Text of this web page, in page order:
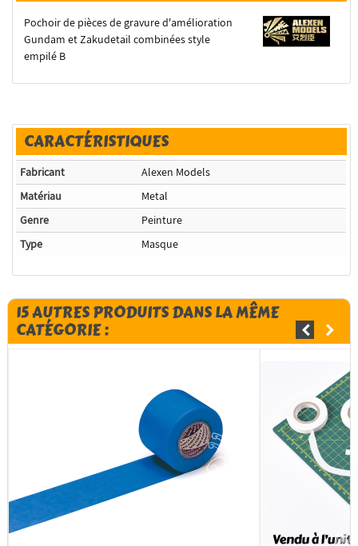
Pochoir de pièces de gravure d'amélioration
Gundam et Zakudetail combinées style
empilé B
CARACTÉRISTIQUES
Fabricant
Alexen Models
Matériau
Metal
Genre
Peinture
Type
Masque
15 AUTRES PRODUITS DANS LA MÊME
CATÉGORIE :